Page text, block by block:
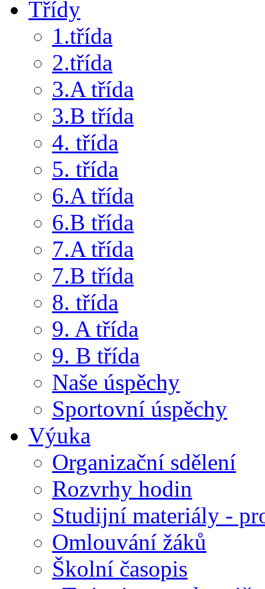
Třídy
1.třída
2.třída
3.A třída
3.B třída
4. třída
5. třída
6.A třída
6.B třída
7.A třída
7.B třída
8. třída
9. A třída
9. B třída
Naše úspěchy
Sportovní úspěchy
Výuka
Organizační sdělení
Rozvrhy hodin
Studijní materiály -
Omlouvání žáků
Školní časopis